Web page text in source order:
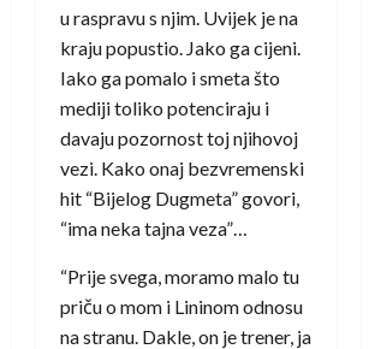
u raspravu s njim. Uvijek je na
kraju popustio. Jako ga cijeni.
Iako ga pomalo i smeta što
mediji toliko potenciraju i
davaju pozornost toj njihovoj
vezi. Kako onaj bezvremenski
hit “Bijelog Dugmeta” govori,
“ima neka tajna veza”…
“Prije svega, moramo malo tu
priču o mom i Lininom odnosu
na stranu. Dakle, on je trener, ja